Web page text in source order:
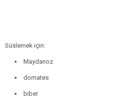
Süslemek için:
Maydanoz
domates
biber